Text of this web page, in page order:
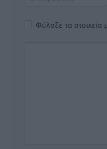
Φύλαξε τα